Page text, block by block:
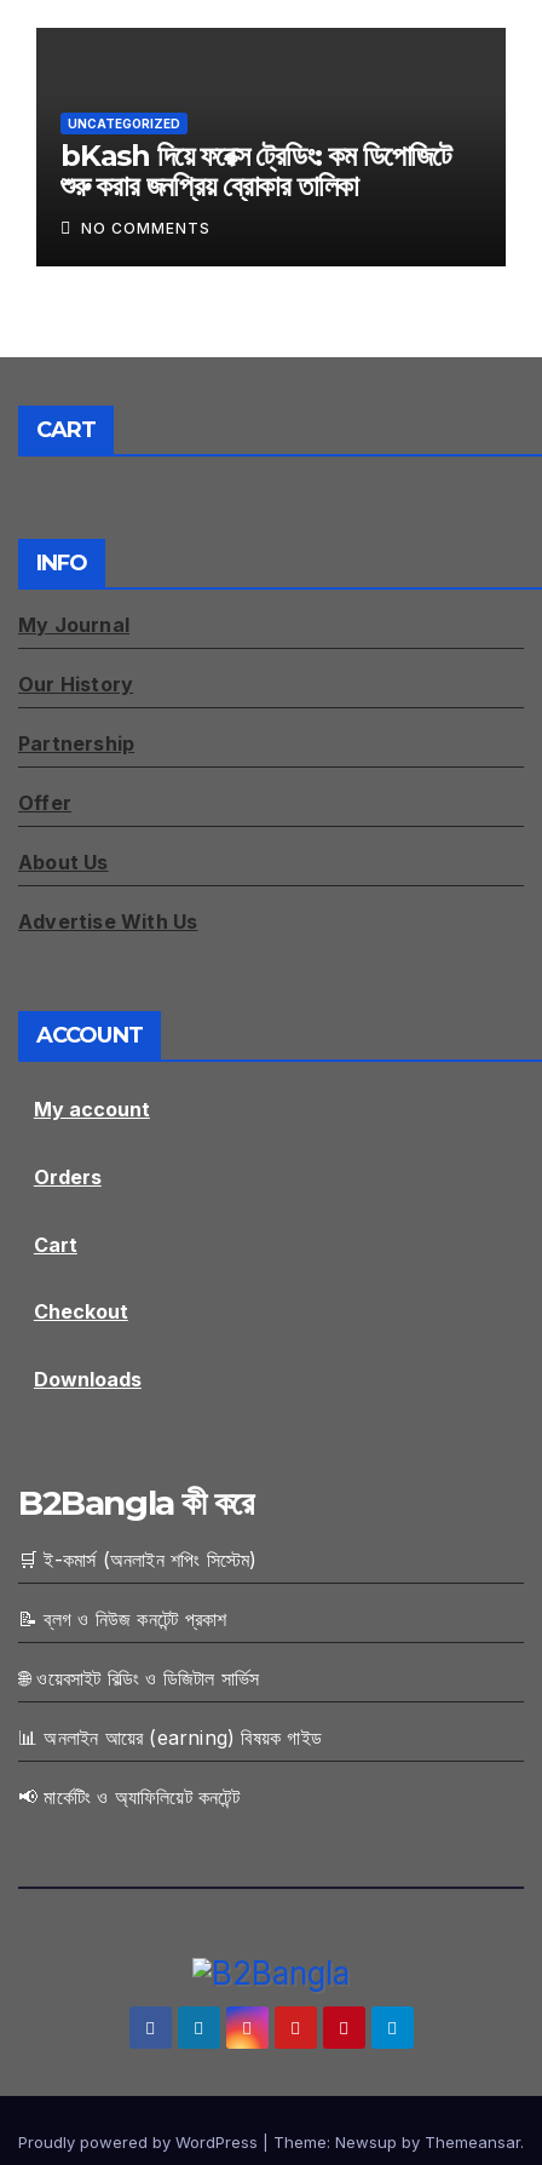
UNCATEGORIZED
bKash দিয়ে ফরেক্স ট্রেডিং: কম ডিপোজিটে
শুরু করার জনপ্রিয় ব্রোকার তালিকা
NO COMMENTS
CART
INFO
My Journal
Our History
Partnership
Offer
About Us
Advertise With Us
ACCOUNT
My account
Orders
Cart
Checkout
Downloads
B2Bangla কী করে
🛒 ই-কমার্স (অনলাইন শপিং সিস্টেম)
📝 ব্লগ ও নিউজ কনটেন্ট প্রকাশ
🌐 ওয়েবসাইট বিল্ডিং ও ডিজিটাল সার্ভিস
📊 অনলাইন আয়ের (earning) বিষয়ক গাইড
📢 মার্কেটিং ও অ্যাফিলিয়েট কনটেন্ট
Proudly powered by WordPress Theme: Newsup by Themeansar.